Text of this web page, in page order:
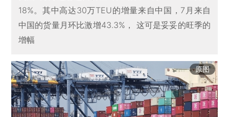
地区销售团队。2021年底加入致远航运美国团队。2024年加
海运美国独家代理。
18%。其中高达30万TEU的增量来自中国，7月来自
中国的货量月环比激增43.3%， 这可是妥妥的旺季的
增幅
原图